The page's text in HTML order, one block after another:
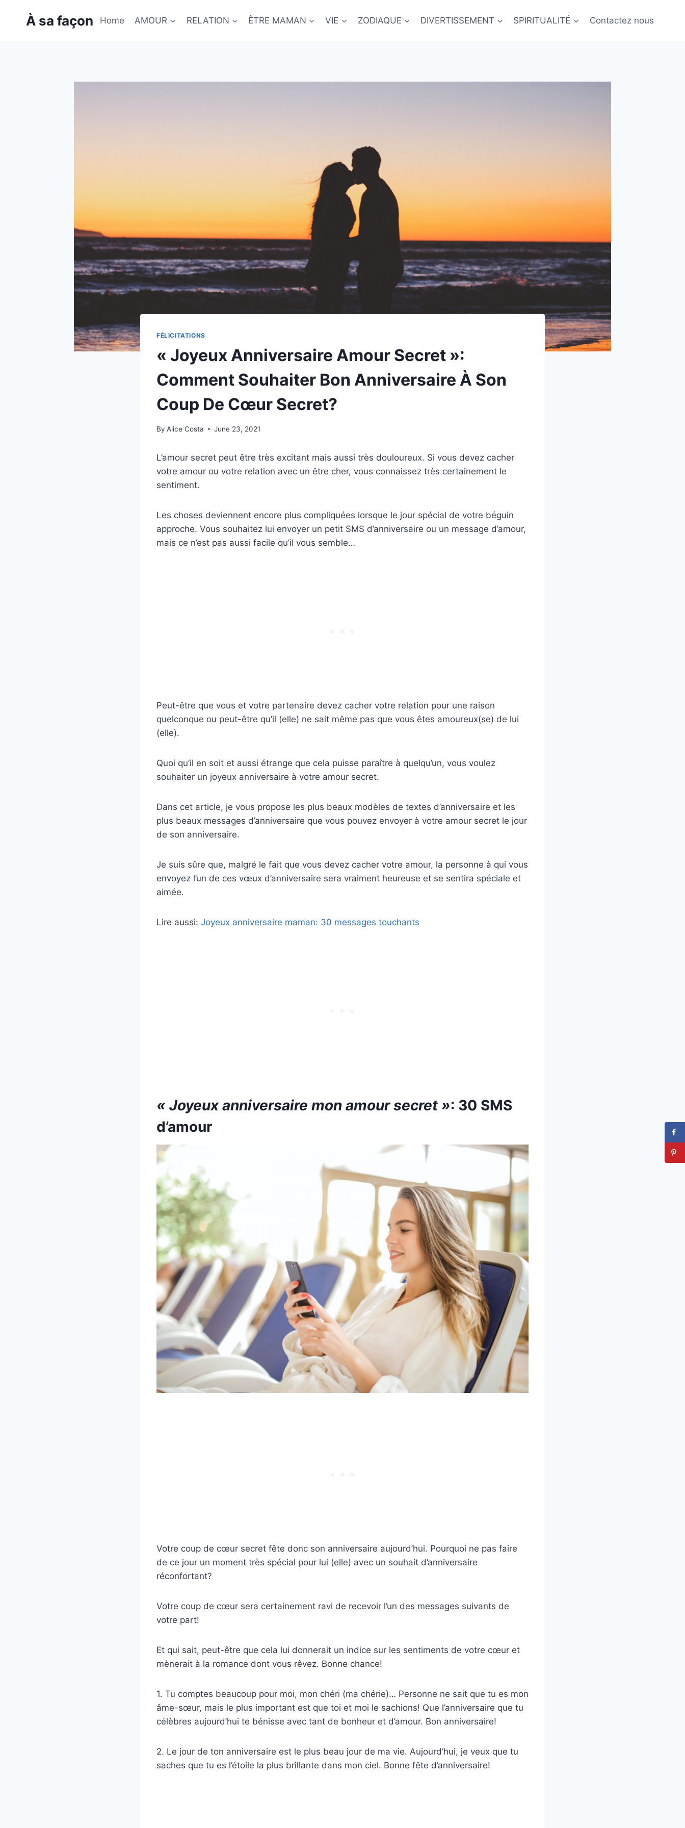
À sa façon Home AMOUR RELATION ÊTRE MAMAN VIE ZODIAQUE DIVERTISSEMENT SPIRITUALITÉ Contactez nous
FÉLICITATIONS
« Joyeux Anniversaire Amour Secret »:
Comment Souhaiter Bon Anniversaire À Son
Coup De Cœur Secret?
By Alice Costa June 23, 2021
L’amour secret peut être très excitant mais aussi très douloureux. Si vous devez cacher
votre amour ou votre relation avec un être cher, vous connaissez très certainement le
sentiment.
Les choses deviennent encore plus compliquées lorsque le jour spécial de votre béguin
approche. Vous souhaitez lui envoyer un petit SMS d’anniversaire ou un message d’amour,
mais ce n’est pas aussi facile qu’il vous semble…
Peut-être que vous et votre partenaire devez cacher votre relation pour une raison
quelconque ou peut-être qu’il (elle) ne sait même pas que vous êtes amoureux(se) de lui
(elle).
Quoi qu’il en soit et aussi étrange que cela puisse paraître à quelqu’un, vous voulez
souhaiter un joyeux anniversaire à votre amour secret.
Dans cet article, je vous propose les plus beaux modèles de textes d’anniversaire et les
plus beaux messages d’anniversaire que vous pouvez envoyer à votre amour secret le jour
de son anniversaire.
Je suis sûre que, malgré le fait que vous devez cacher votre amour, la personne à qui vous
envoyez l’un de ces vœux d’anniversaire sera vraiment heureuse et se sentira spéciale et
aimée.
Lire aussi: Joyeux anniversaire maman: 30 messages touchants
« Joyeux anniversaire mon amour secret »: 30 SMS
d’amour
Votre coup de cœur secret fête donc son anniversaire aujourd’hui. Pourquoi ne pas faire
de ce jour un moment très spécial pour lui (elle) avec un souhait d’anniversaire
réconfortant?
Votre coup de cœur sera certainement ravi de recevoir l’un des messages suivants de
votre part!
Et qui sait, peut-être que cela lui donnerait un indice sur les sentiments de votre cœur et
mènerait à la romance dont vous rêvez. Bonne chance!
1. Tu comptes beaucoup pour moi, mon chéri (ma chérie)… Personne ne sait que tu es mon
âme-sœur, mais le plus important est que toi et moi le sachions! Que l’anniversaire que tu
célèbres aujourd’hui te bénisse avec tant de bonheur et d’amour. Bon anniversaire!
2. Le jour de ton anniversaire est le plus beau jour de ma vie. Aujourd’hui, je veux que tu
saches que tu es l’étoile la plus brillante dans mon ciel. Bonne fête d’anniversaire!